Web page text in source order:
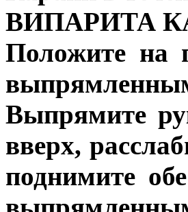
ВИПАРИТА
Положите на
Выпрямите
вверх,
поднимите